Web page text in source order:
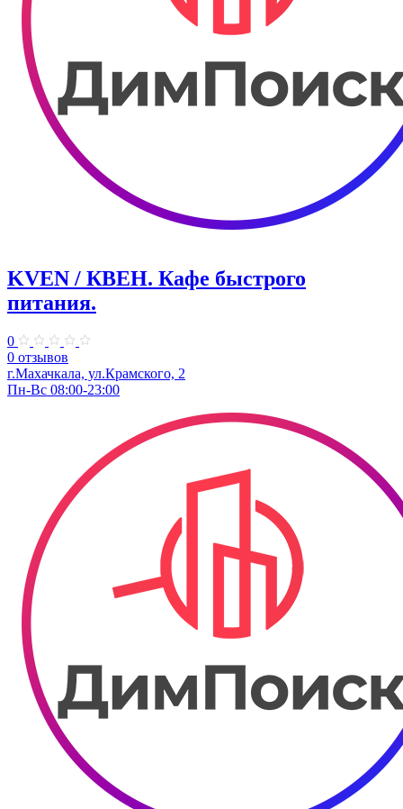
KVEN / КВЕН. Кафе быстрого
питания.
0
0 отзывов
г.Махачкала, ул.Крамского, 2
Пн-Вс 08:00-23:00